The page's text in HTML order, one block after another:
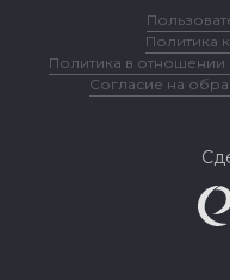
Политика
Политика в
Согласие на